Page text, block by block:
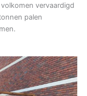
vervaardigd
palen